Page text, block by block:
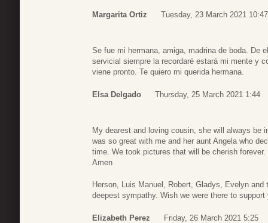
Margarita Ortiz Tuesday, 23 March 2021 10:47
Se fue mi hermana, amiga, madrina de boda. De
servicial siempre la recordaré estará mi mente y
viene pronto. Te quiero mi querida hermana.
Elsa Delgado Thursday, 25 March 2021 1:44
My dearest and loving cousin, she will always be
was so great with me and her aunt Angela who
time. We took pictures that will be cherish
Amen
Herson, Luis Manuel, Robert, Gladys, Evelyn
deepest sympathy. Wish we were there to support
Elizabeth Perez Friday, 26 March 2021 5:25